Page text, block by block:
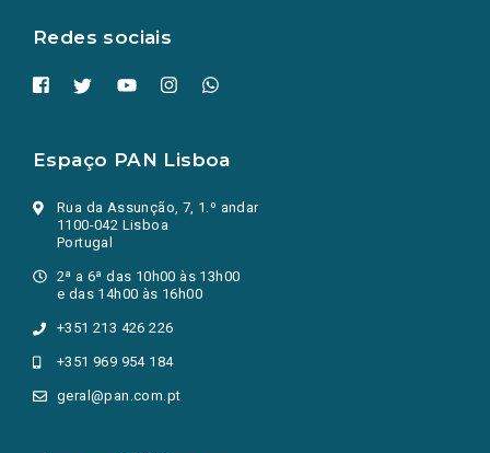
Redes sociais
Espaço PAN Lisboa
Rua da Assunção, 7, 1.º andar
1100-042 Lisboa
Portugal
2ª a 6ª das 10h00 às 13h00
e das 14h00 às 16h00
+351 213 426 226
+351 969 954 184
geral@pan.com.pt